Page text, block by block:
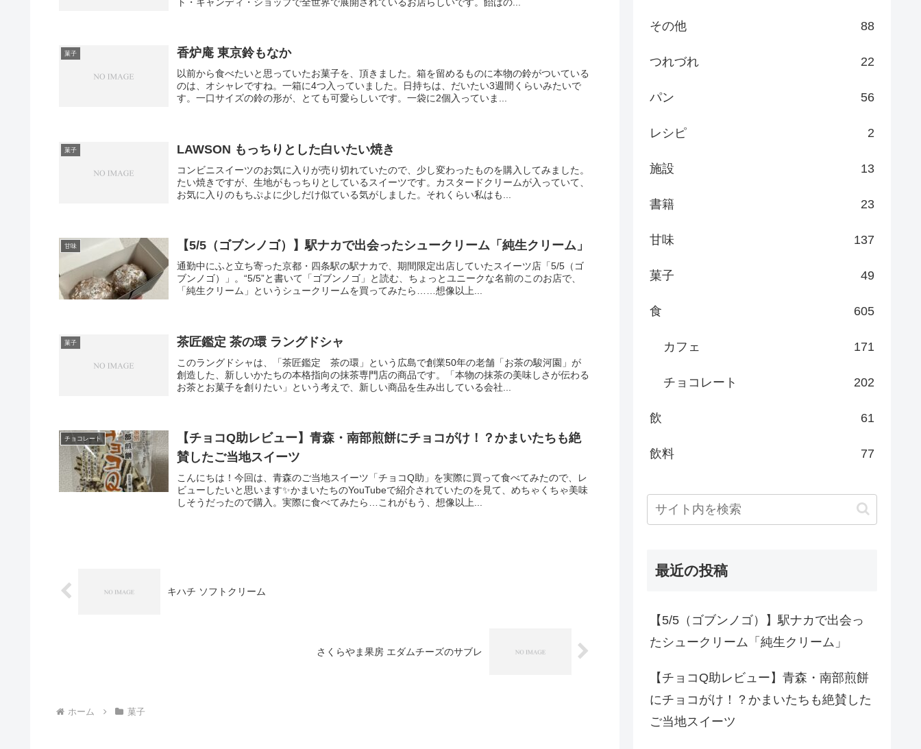
菓子 香炉庵 東京鈴もなか
以前から食べたいと思っていたお菓子を、頂きました。箱を留めるものに本物の鈴がついている
のは、オシャレですね。一箱に4つ入っていました。日持ちは、だいたい3週間くらいみたいで
す。一口サイズの鈴の形が、とても可愛らしいです。一袋に2個入っていま...
菓子 LAWSON もっちりとした白いたい焼き
コンビニスイーツのお気に入りが売り切れていたので、少し変わったものを購入してみました。
たい焼きですが、生地がもっちりとしているスイーツです。カスタードクリームが入っていて、
お気に入りのもちぷよに少しだけ似ている気がしました。それくらい私はも...
甘味 【5/5（ゴブンノゴ）】駅ナカで出会ったシュークリーム「純生クリーム」
通勤中にふと立ち寄った京都・四条駅の駅ナカで、期間限定出店していたスイーツ店「5/5（ゴ
ブンノゴ）」。“5/5”と書いて「ゴブンノゴ」と読む、ちょっとユニークな名前のこのお店で、
「純生クリーム」というシュークリームを買ってみたら……想像以上...
菓子 茶匠鑑定 茶の環 ラングドシャ
このラングドシャは、「茶匠鑑定 茶の環」という広島で創業50年の老舗「お茶の駿河園」が
創造した、新しいかたちの本格指向の抹茶専門店の商品です。「本物の抹茶の美味しさが伝わる
お茶とお菓子を創りたい」という考えで、新しい商品を生み出している会社...
チョコレート
【チョコQ助レビュー】青森・南部煎餅にチョコがけ！？かまいたちも絶
賛したご当地スイーツ
こんにちは！今回は、青森のご当地スイーツ「チョコQ助」を実際に買って食べてみたので、レ
ビューしたいと思います✨かまいたちのYouTubeで紹介されていたのを見て、めちゃくちゃ美味
しそうだったので購入。実際に食べてみたら…これがもう、想像以上...
キハチ ソフトクリーム
さくらやま果房 エダムチーズのサブレ
ホーム 菓子
その他 88
つれづれ 22
パン 56
レシピ 2
施設 13
書籍 23
甘味 137
菓子 49
食 605
カフェ 171
チョコレート 202
飲 61
飲料 77
最近の投稿
【5/5（ゴブンノゴ）】駅ナカで出会っ
たシュークリーム「純生クリーム」
【チョコQ助レビュー】青森・南部煎餅
にチョコがけ！？かまいたちも絶賛した
ご当地スイーツ